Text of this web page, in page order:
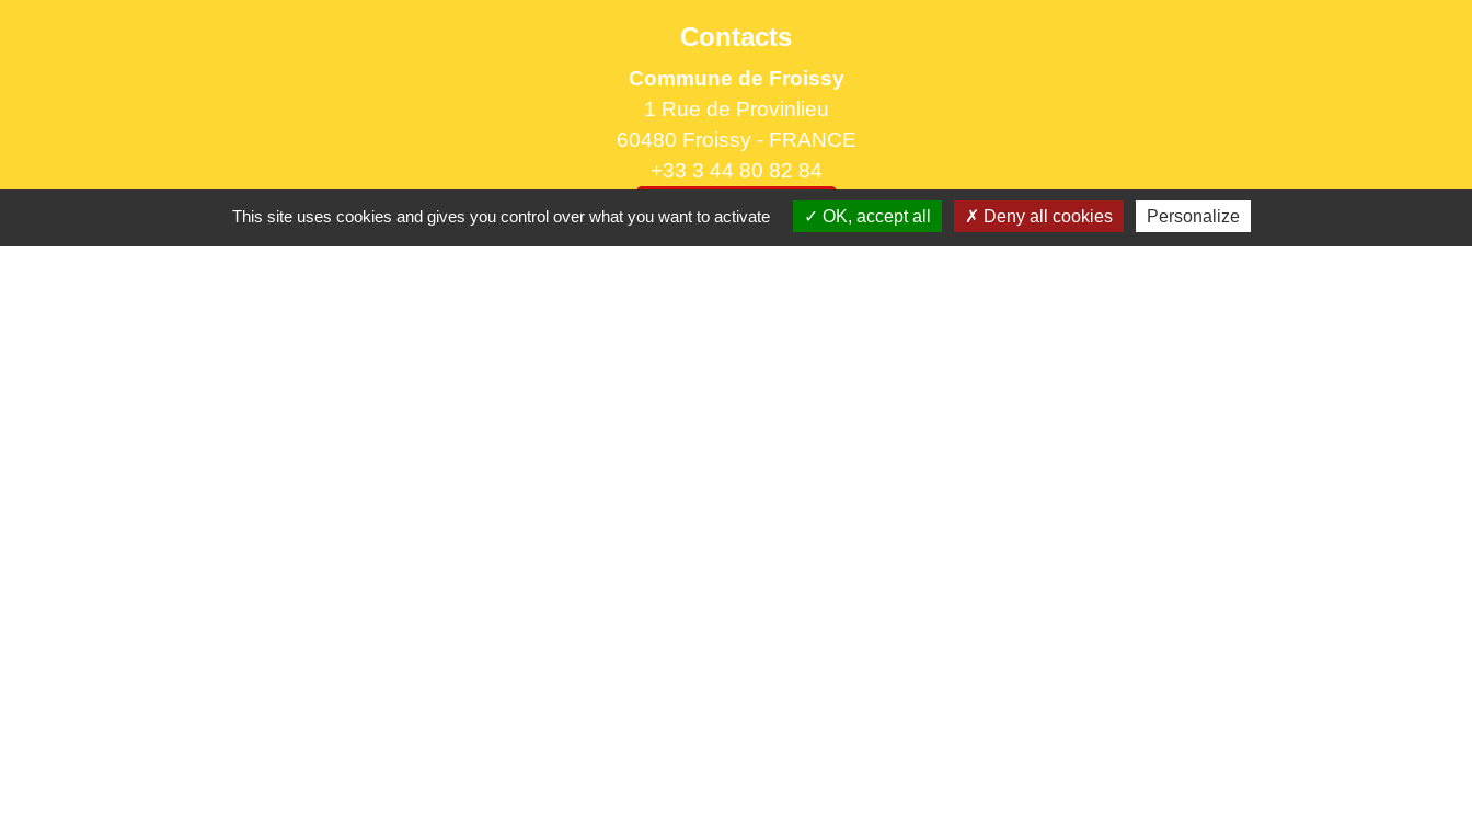
Contacts
Commune de Froissy
1 Rue de Provinlieu
60480 Froissy - FRANCE
+33 3 44 80 82 84
Contact par formulaire
This site uses cookies and gives you control over what you want to activate OK, accept all Deny all cookies Personalize